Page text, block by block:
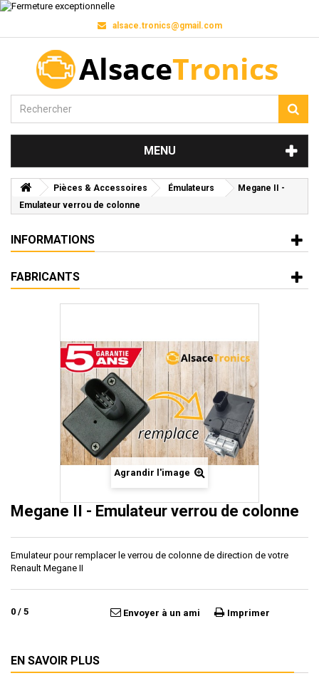
alsace.tronics@gmail.com
MENU
Pièces & Accessoires Émulateurs
Megane II -
Emulateur verrou de colonne
INFORMATIONS
FABRICANTS
Agrandir l'image
Megane II - Emulateur verrou de colonne
Emulateur pour remplacer le verrou de colonne de direction de votre
Renault Megane II
0 / 5 Envoyer à un ami Imprimer
EN SAVOIR PLUS